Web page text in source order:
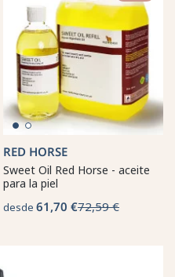
RED HORSE
Sweet Oil Red Horse - aceite
para la piel
desde 61,70 €72,59 €